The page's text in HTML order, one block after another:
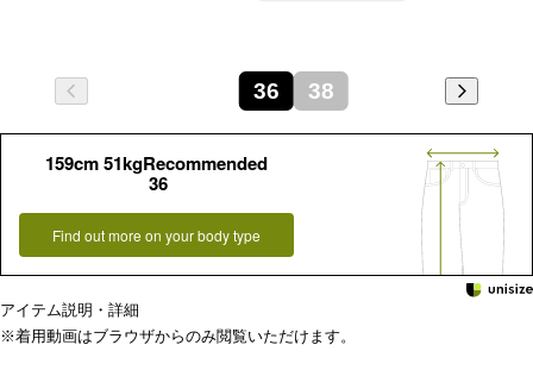
36 38
159cm 51kgRecommended
36
Find out more on your body type
アイテム説明・詳細
※着用動画はブラウザからのみ閲覧いただけます。